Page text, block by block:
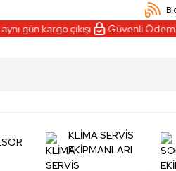
gün kargo çıkışı Güvenli Ödeme
KLİMA SERVİS
EKİPMANLARI